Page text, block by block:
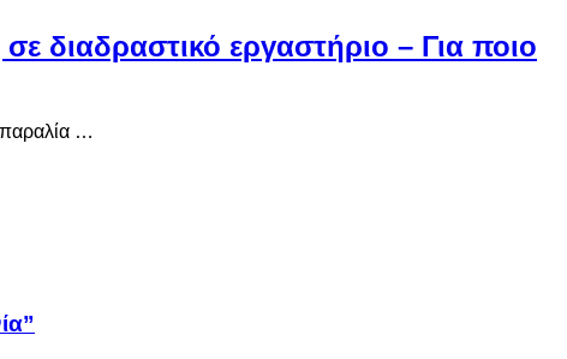
διαδραστικό εργαστήριο – Για ποιο
παραλία …